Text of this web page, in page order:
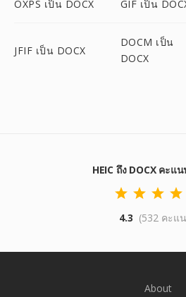
OXPS เป็น DOCX GIF เป็น
JFIF เป็น DOCX
DOCM เป็น
DOCX
HEIC ถึง DOCX คะ
4.3 (532 คะแ
About